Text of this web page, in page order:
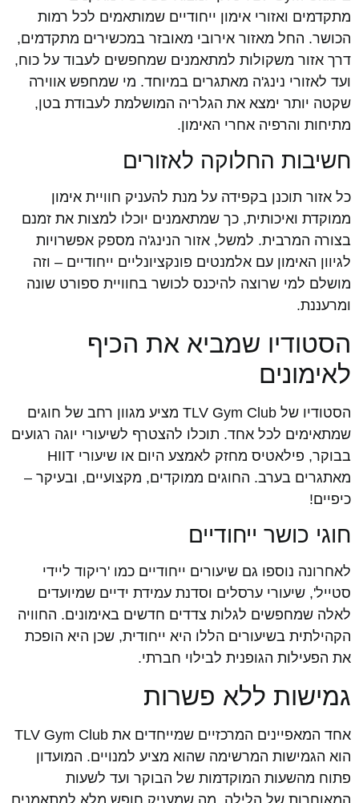
מתקדמים ואזורי אימון ייחודיים שמותאמים לכל רמות
הכושר. החל מאזור אירובי מאובזר במכשירים מתקדמים,
דרך אזור משקולות למתאמנים שמחפשים לעבוד על כוח,
ועד לאזורי נינג'ה מאתגרים במיוחד. מי שמחפש אווירה
שקטה יותר ימצא את הגלריה המושלמת לעבודת בטן,
מתיחות והרפיה אחרי האימון.
חשיבות החלוקה לאזורים
כל אזור תוכנן בקפידה על מנת להעניק חוויית אימון
ממוקדת ואיכותית, כך שמתאמנים יוכלו למצות את זמנם
בצורה המרבית. למשל, אזור הנינג'ה מספק אפשרויות
לגיוון האימון עם אלמנטים פונקציונליים ייחודיים – וזה
מושלם למי שרוצה להיכנס לכושר בחוויית ספורט שונה
ומרעננת.
הסטודיו שמביא את הכיף
לאימונים
הסטודיו של TLV Gym Club מציע מגוון רחב של חוגים
שמתאימים לכל אחד. תוכלו להצטרף לשיעורי יוגה רגועים
בבוקר, פילאטיס מחזק לאמצע היום או שיעורי HIIT
מאתגרים בערב. החוגים ממוקדים, מקצועיים, ובעיקר –
כיפיים!
חוגי כושר ייחודיים
לאחרונה נוספו גם שיעורים ייחודיים כמו 'ריקוד ליידי
סטייל', שיעורי ערסלים וסדנת עמידת ידיים שמיועדים
לאלה שמחפשים לגלות צדדים חדשים באימונים. החוויה
הקהילתית בשיעורים הללו היא ייחודית, שכן היא הופכת
את הפעילות הגופנית לבילוי חברתי.
גמישות ללא פשרות
אחד המאפיינים המרכזיים שמייחדים את TLV Gym Club
הוא הגמישות המרשימה שהוא מציע למנויים. המועדון
פתוח מהשעות המוקדמות של הבוקר ועד לשעות
המאוחרות של הלילה, מה שמעניק חופש מלא למתאמנים